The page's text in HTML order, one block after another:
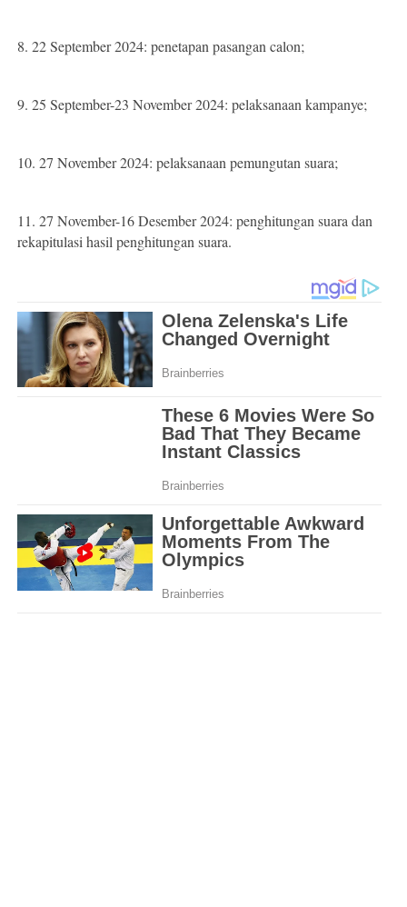
8. 22 September 2024: penetapan pasangan calon;
9. 25 September-23 November 2024: pelaksanaan kampanye;
10. 27 November 2024: pelaksanaan pemungutan suara;
11. 27 November-16 Desember 2024: penghitungan suara dan
rekapitulasi hasil penghitungan suara.